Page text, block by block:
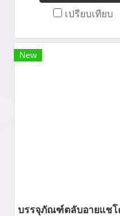
พิมพ์แบรนด์ Tel : (+66)
462 506-112 Mobile:
9246 Email:
เปรียบเทียบ
New
บรรจุภัณฑ์ตลับอายแชโ